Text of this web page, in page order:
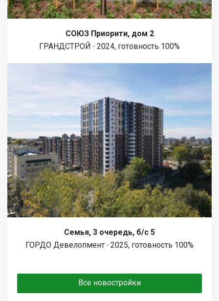
СОЮЗ Приорити, дом 2
ГРАНДСТРОЙ ∙ 2024, готовность 100%
Семья, 3 очередь, б/с 5
ГОРДО Девелопмент ∙ 2025, готовность 100%
Все новостройки